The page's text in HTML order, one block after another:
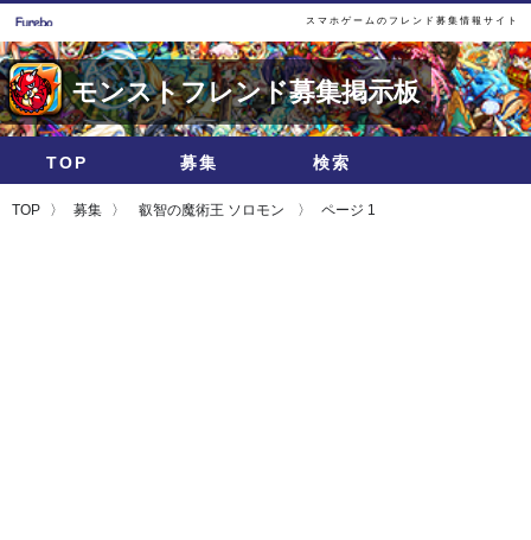
スマホゲームのフレンド募集情報サイト
モンストフレンド募集掲示板
TOP 募集 検索
TOP 募集 叡智の魔術王 ソロモン ページ 1